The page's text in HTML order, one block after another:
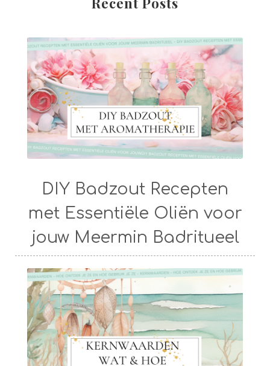
DIY Badzout Recepten
met Essentiële Oliën voor
jouw Meermin Badritueel